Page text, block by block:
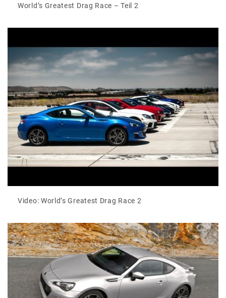
World’s Greatest Drag Race – Teil 2
Video: World’s Greatest Drag Race 2